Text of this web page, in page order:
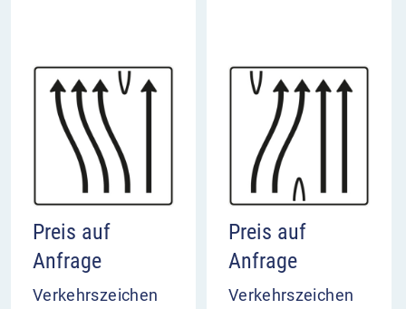
Preis auf
Anfrage
Verkehrszeichen
Preis auf
Anfrage
Verkehrszeichen